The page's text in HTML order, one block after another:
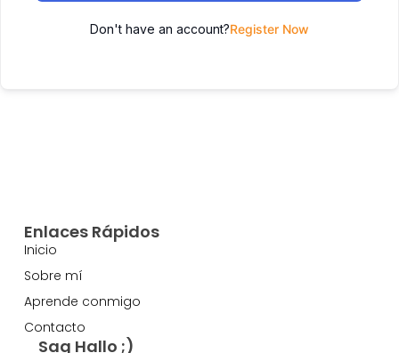
Don't have an account?Register Now
Enlaces Rápidos
Inicio
Sobre mí
Aprende conmigo
Contacto
Sag Hallo ;)